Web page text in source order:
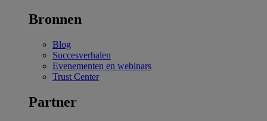
Bronnen
Blog
Succesverhalen
Evenementen en webinars
Trust Center
Partner